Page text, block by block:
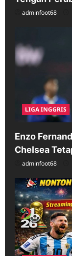
adminfoot68
LIGA INGGRIS
Enzo
Chelsea
adminfoot68